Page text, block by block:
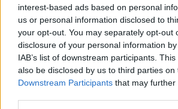
interest-based ads based on personal
us or personal information disclosed to
your opt-out. You may separately opt-out
disclosure of your personal information
IAB’s list of downstream participants.
also be disclosed by us to third parties on
Downstream Participants that may
trening, haha. Selv om huset er
burde vaskes, trener jeg heller,
lokalavisen.
Hun flyttet til Oslo i 1995 og til
har løpt for storklubber som
Halden har området på
mange år nå. Hausken